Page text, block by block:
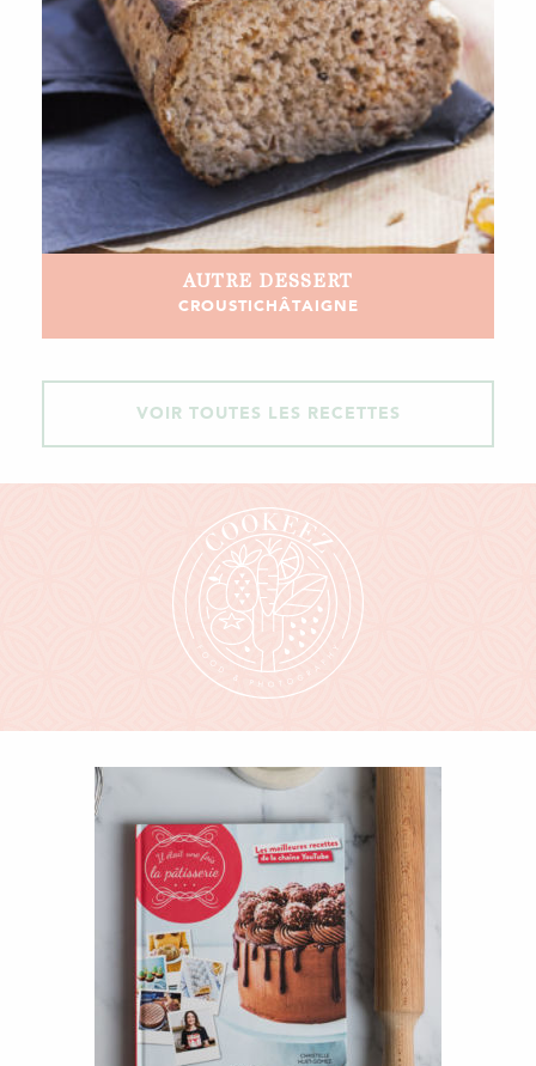
AUTRE DESSERT
CROUSTICHÂTAIGNE
VOIR TOUTES LES RECETTES